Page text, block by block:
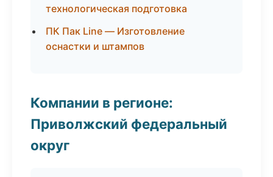
технологическая подготовка
ПК Пак Line — Изготовление
оснастки и штампов
Компании в регионе:
Приволжский федеральный
округ